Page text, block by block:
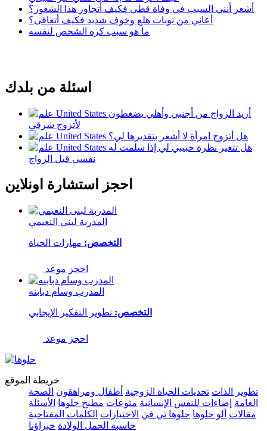
أشعر أنني السبب في وفاة قطي فكيف أتجاوز هذا الشعور؟
أعاني من نوبات هلع وخوف شديد فكيف أتعافى؟
ما هو سبب كره الشخص لنفسه
اسئلة من بلدك
أريد الزواج من أجنبي وأهلي يضغطون
لأتزوج شرقي
هل أتزوج امرأة لا أشعر بتقديرها لي؟
هل تتغير نظرة حبيبي لي إذا سلمت له
نفسي قبل الزواج
احجز استشارة اونلاين
المدربة لبنى النعيمي
التخصص: مهارات الحياة
احجز موعد
المدرب وسام دبابنه
التخصص: تطوير التفكير الإيجابي
احجز موعد
خريطة الموقع
تطوير الذات تحديات الحياة الزوجية أطفال ومراهقون الصحة
العامة إضاءات للنفس الإنسانية منوعات مطبخ حلوها الأسئلة
مقالات ألو حلوها حلوها تي في الاختبارات الكلمات المفتاحية
حاسبة الحمل الولادة خبراؤنا